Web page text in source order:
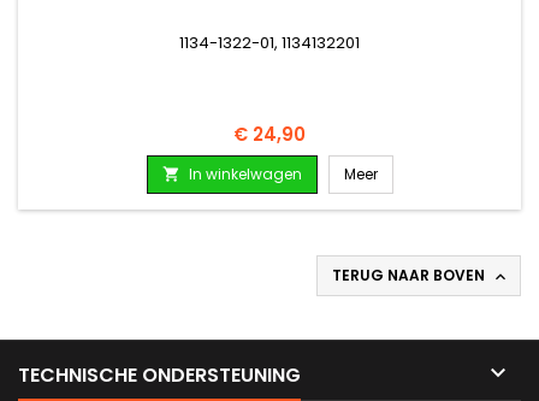
1134-1322-01, 1134132201
Prijs
€ 24,90
 In winkelwagen Meer
TERUG NAAR BOVEN 
TECHNISCHE ONDERSTEUNING 